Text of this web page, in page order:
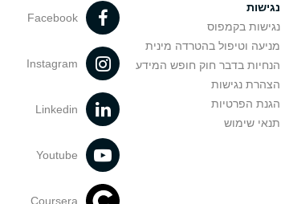
נגישות
נגישות בקמפוס
מניעה וטיפול בהטרדה מינית
הנחיות בדבר חוק חופש המידע
הצהרת נגישות
הגנת הפרטיות
תנאי שימוש
Facebook
Instagram
Linkedin
Youtube
Coursera